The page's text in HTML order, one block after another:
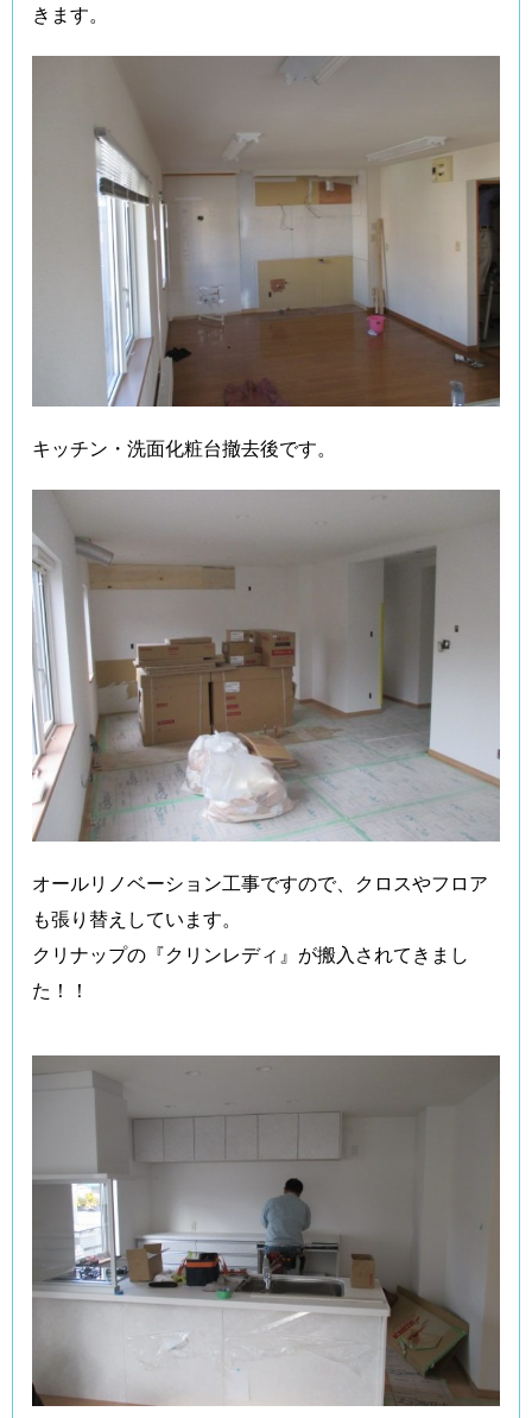
きます。
キッチン・洗面化粧台撤去後です。
オールリノベーション工事ですので、クロスやフロア
も張り替えしています。
クリナップの『クリンレディ』が搬入されてきまし
た！！